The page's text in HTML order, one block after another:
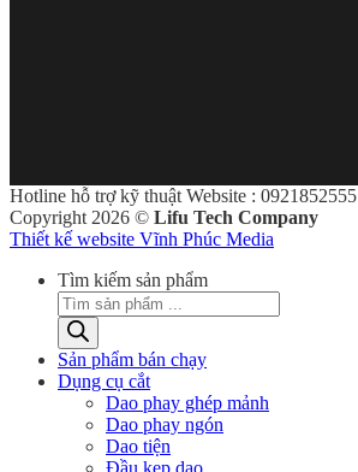
Hotline hỗ trợ kỹ thuật Website : 0921852555
Copyright 2026 © Lifu Tech Company
Thiết kế website Vĩnh Phúc Media
Tìm kiếm sản phẩm
Sản phẩm bán chạy
Dụng cụ cắt
Dao phay ghép mảnh
Dao phay ngón
Dao tiện